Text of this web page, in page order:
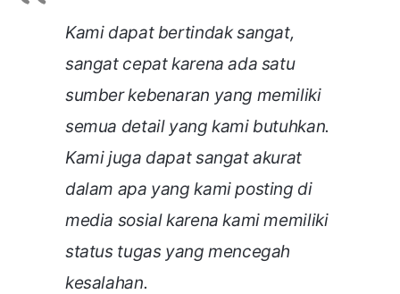
Kami dapat bertindak sangat,
sangat cepat karena ada satu
sumber kebenaran yang memiliki
semua detail yang kami butuhkan.
Kami juga dapat sangat akurat
dalam apa yang kami posting di
media sosial karena kami memiliki
status tugas yang mencegah
kesalahan.